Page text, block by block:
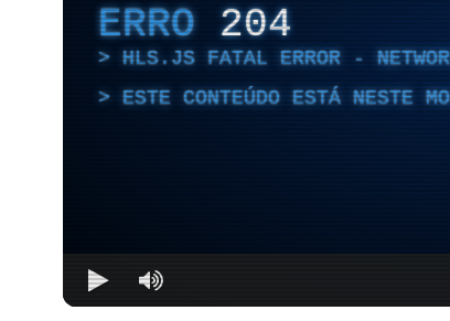
ERRO 204
HLS.JS FATAL ERROR -
ESTE CONTEÚDO ESTÁ NESTE